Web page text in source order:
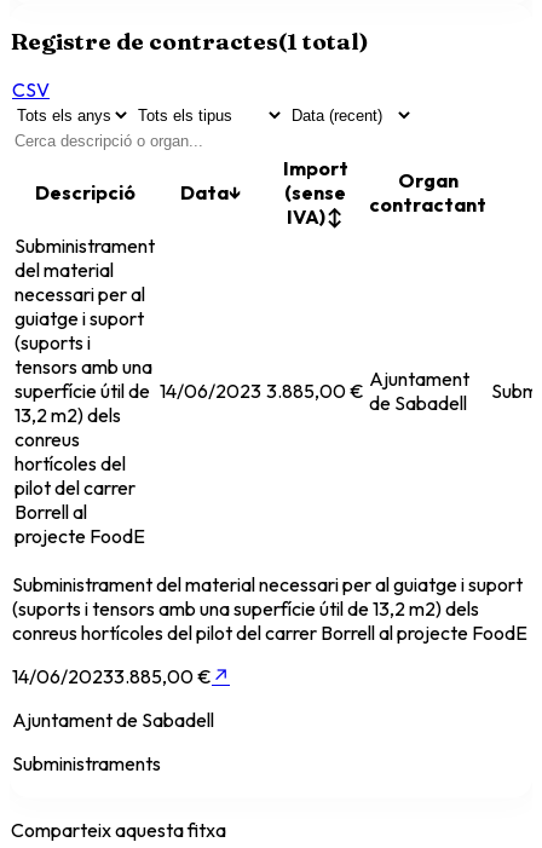
Registre de contractes(1total)
CSV
Descripció Data↓
Import
(sense
IVA)↕
Organ
contractant
Subministrament
del material
necessari per al
guiatge i suport
(suports i
tensors amb una
superfície útil de
13,2 m2) dels
conreus
hortícoles del
pilot del carrer
Borrell al
projecte FoodE
14/06/2023 3.885,00 € Ajuntament
de Sabadell
Subministrament del material necessari per al guiatge i suport
(suports i tensors amb una superfície útil de 13,2 m2) dels
conreus hortícoles del pilot del carrer Borrell al projecte FoodE
14/06/20233.885,00 € ↗
Ajuntament de Sabadell
Subministraments
Comparteix aquesta fitxa